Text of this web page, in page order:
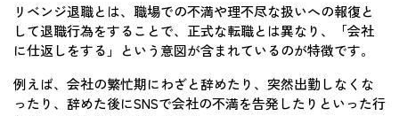
リベンジ退職とは、職場での不満や理不尽な扱いへの報復と
して退職行為をすることで、正式な転職とは異なり、「会社
に仕返しをする」という意図が含まれているのが特徴です。
例えば、会社の繁忙期にわざと辞めたり、突然出勤しなくな
ったり、辞めた後にSNSで会社の不満を告発したりといった行